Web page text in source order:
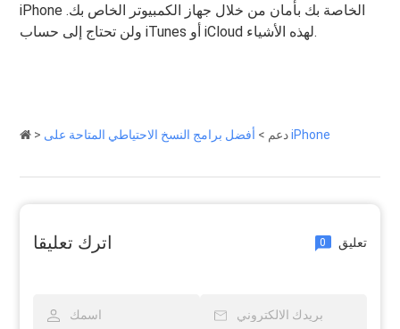
iPhone الخاصة بك بأمان من خلال جهاز الكمبيوتر الخاص بك.
ولن تحتاج إلى حساب iTunes أو iCloud لهذه الأشياء.
> دعم > أفضل برامج النسخ الاحتياطي المتاحة على iPhone
اترك تعليقا 0 تعليق